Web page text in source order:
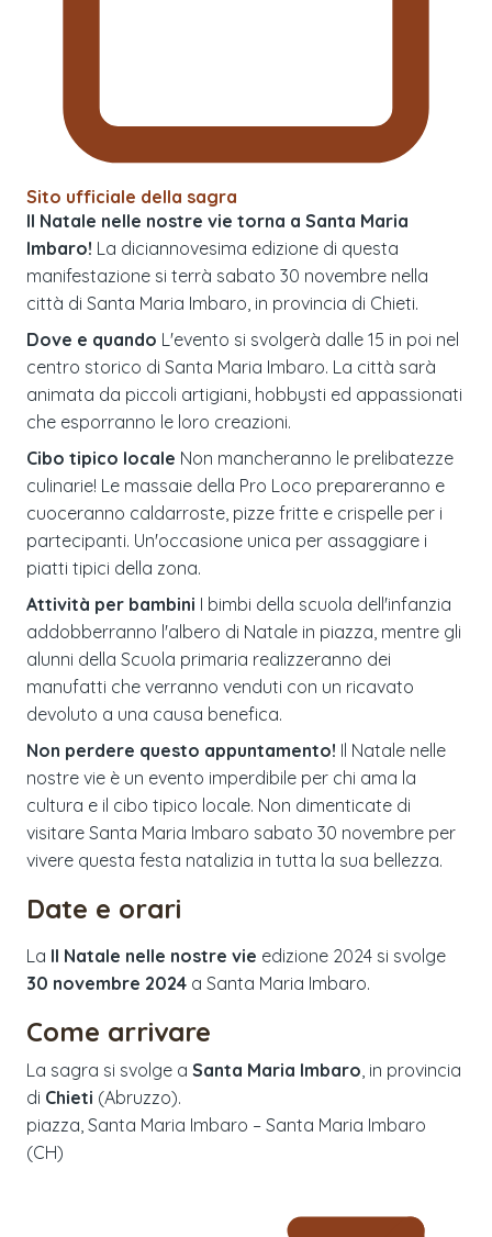
Sito ufficiale della sagra
Il Natale nelle nostre vie torna a Santa Maria
Imbaro! La diciannovesima edizione di questa
manifestazione si terrà sabato 30 novembre nella
città di Santa Maria Imbaro, in provincia di Chieti.
Dove e quando L'evento si svolgerà dalle 15 in poi nel
centro storico di Santa Maria Imbaro. La città sarà
animata da piccoli artigiani, hobbysti ed appassionati
che esporranno le loro creazioni.
Cibo tipico locale Non mancheranno le prelibatezze
culinarie! Le massaie della Pro Loco prepareranno e
cuoceranno caldarroste, pizze fritte e crispelle per i
partecipanti. Un'occasione unica per assaggiare i
piatti tipici della zona.
Attività per bambini I bimbi della scuola dell'infanzia
addobberranno l'albero di Natale in piazza, mentre gli
alunni della Scuola primaria realizzeranno dei
manufatti che verranno venduti con un ricavato
devoluto a una causa benefica.
Non perdere questo appuntamento! Il Natale nelle
nostre vie è un evento imperdibile per chi ama la
cultura e il cibo tipico locale. Non dimenticate di
visitare Santa Maria Imbaro sabato 30 novembre per
vivere questa festa natalizia in tutta la sua bellezza.
Date e orari
La Il Natale nelle nostre vie edizione 2024 si svolge
30 novembre 2024 a Santa Maria Imbaro.
Come arrivare
La sagra si svolge a Santa Maria Imbaro , in provincia
di Chieti (Abruzzo).
piazza, Santa Maria Imbaro – Santa Maria Imbaro
(CH)